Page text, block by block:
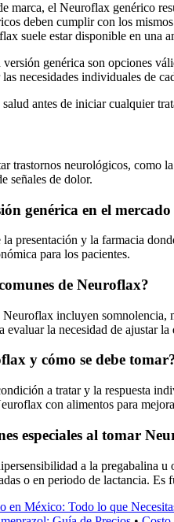
marca, el Neuroflax genérico
deben cumplir con los
suele estar disponible en una
genérica son opciones
necesidades individuales de
antes de iniciar cualquier
trastornos neurológicos,
señales de dolor.
genérica en el
presentación y la farmacia
para los pacientes.
de Neuroflax?
incluyen
evaluar la necesidad de ajustar
y cómo se debe
a tratar y la respuesta
con alimentos para
especiales al tomar
a la pregabalina
o en periodo de lactancia.
en México: Todo lo que